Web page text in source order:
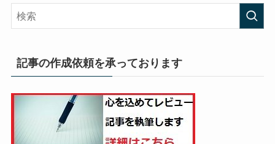
記事の作成依頼を承っております